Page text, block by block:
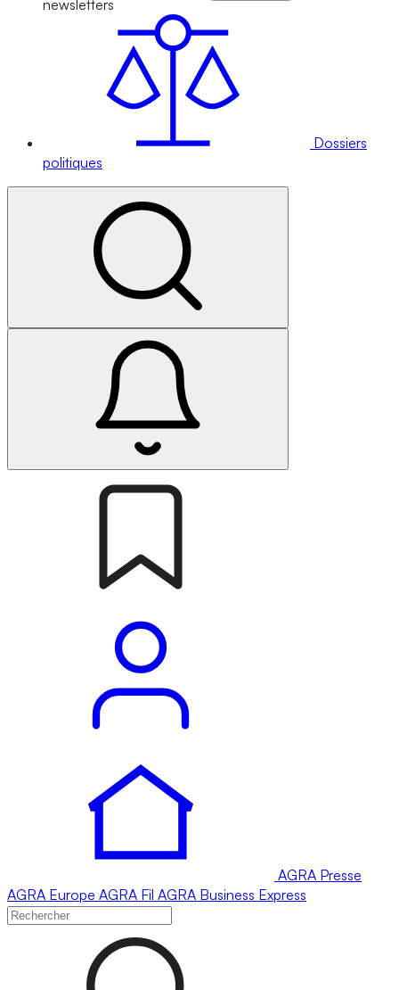
newsletters
Dossiers
politiques
AGRA Presse
AGRA Europe AGRA Fil AGRA Business Express